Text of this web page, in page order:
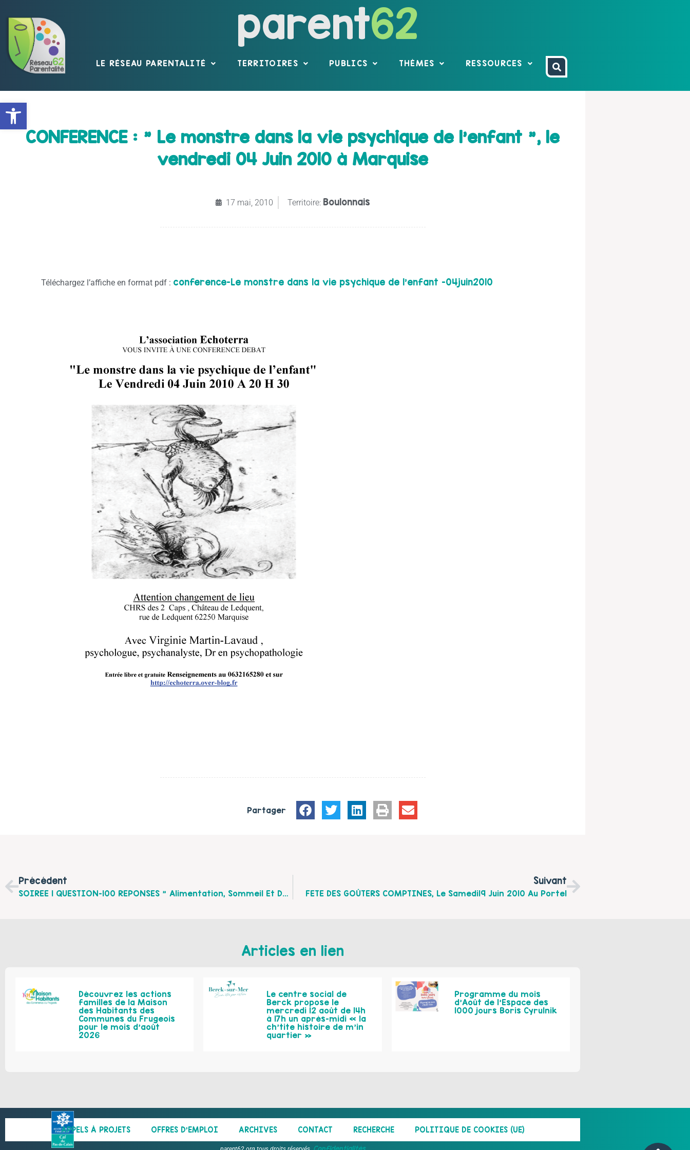
Ouvrir la barre d’outils
parent62
LE RÉSEAU PARENTALITÉ TERRITOIRES PUBLICS THÈMES RESSOURCES
CONFERENCE : " Le monstre dans la vie psychique de l’enfant ", le
vendredi 04 Juin 2010 à Marquise
17 mai, 2010 Territoire: Boulonnais
Téléchargez l’affiche en format pdf : conference-Le monstre dans la vie psychique de l’enfant -04juin2010
Partager
Précédent
SOIREE 1 QUESTION-100 REPONSES " Alimentation, Sommeil Et Développement De L'enfant", Le Mardi 04 Mai À St Martin Boulogne
Suivant
FETE DES GOÛTERS COMPTINES, Le Samedi19 Juin 2010 Au Portel
Articles en lien
Découvrez les actions
familles de la Maison
des Habitants des
Communes du Frugeois
pour le mois d’août
2026
Le centre social de
Berck propose le
mercredi 12 août de 14h
à 17h un après-midi « la
ch’tite histoire de m’in
quartier »
Programme du mois
d’Août de l’Espace des
1000 jours Boris Cyrulnik
APPELS À PROJETS OFFRES D’EMPLOI ARCHIVES CONTACT RECHERCHE POLITIQUE DE COOKIES (UE)